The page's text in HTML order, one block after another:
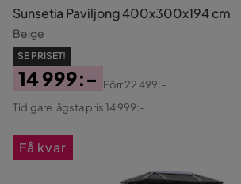
Sunsetia Paviljong 400x300x194 cm
Beige
SE PRISET!
Pris
14 999:-
Original
Förr22 499:-
Tidigare lägsta pris 14 999:-
Få kvar